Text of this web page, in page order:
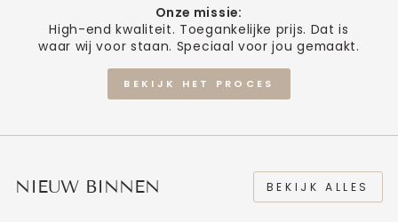
Onze missie:
High-end kwaliteit. Toegankelijke prijs. Dat is
waar wij voor staan. Speciaal voor jou gemaakt.
BEKIJK HET PROCES
NIEUW BINNEN BEKIJK ALLES